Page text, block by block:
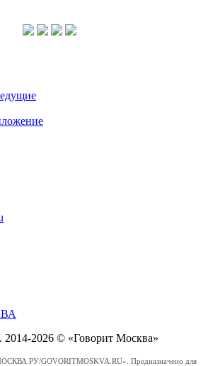
2026 © «Говорит Москва»
GOVORITMOSKVA.RU». Предназначено для